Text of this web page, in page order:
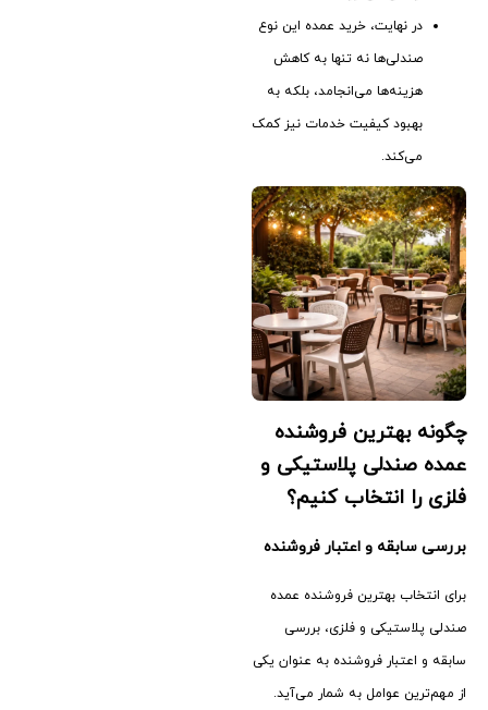
در نهایت، خرید عمده این نوع
صندلی‌ها نه تنها به کاهش
هزینه‌ها می‌انجامد، بلکه به
بهبود کیفیت خدمات نیز کمک
می‌کند.
چگونه بهترین فروشنده
عمده صندلی پلاستیکی و
فلزی را انتخاب کنیم؟
بررسی سابقه و اعتبار فروشنده
برای انتخاب بهترین فروشنده عمده
صندلی پلاستیکی و فلزی، بررسی
سابقه و اعتبار فروشنده به عنوان یکی
از مهم‌ترین عوامل به شمار می‌آید.